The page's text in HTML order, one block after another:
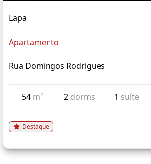
Lapa
Apartamento
Rua Domingos Rodrigues
54 m² 2 dorms 1 suíte
Destaque